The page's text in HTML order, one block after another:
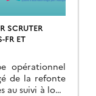
SCRUTER
FR ET
opérationnel
de la refonte
suivi à long